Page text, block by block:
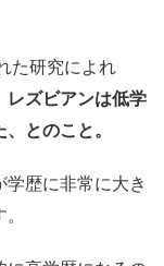
た研究によれ
レズビアンは低学
とのこと。
歴に非常に大き